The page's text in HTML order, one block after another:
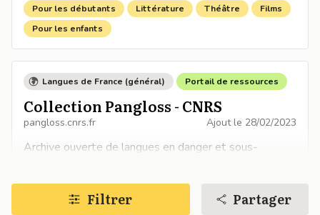
Pour les débutants
Littérature Théâtre
Films
Pour les enfants
Langues de France (général) Portail de ressources
Collection Pangloss - CNRS
pangloss.cnrs.fr Ajout le 28/02/2023
Archive ouverte de langues en danger et sous-
enregistrements audio et vidéo recueillis par les
chercheurs au fil de leurs enquêtes de terrain sur tous
Filtrer Partager